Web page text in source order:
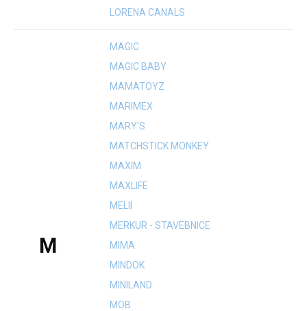
LORENA CANALS
M
MAGIC
MAGIC BABY
MAMATOYZ
MARIMEX
MARY'S
MATCHSTICK MONKEY
MAXIM
MAXLIFE
MELII
MERKUR - STAVEBNICE
MIMA
MINDOK
MINILAND
MOB